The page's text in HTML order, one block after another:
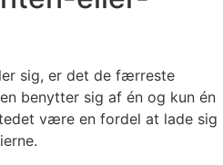
sig, er det de færreste
benytter sig af én og kun én
være en fordel at lade sig